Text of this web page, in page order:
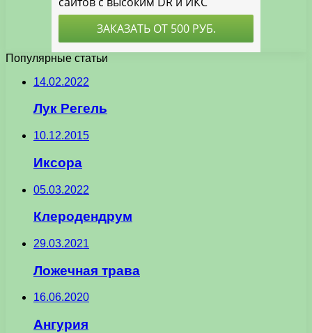
Популярные статьи
14.02.2022
Лук Регель
10.12.2015
Иксора
05.03.2022
Клеродендрум
29.03.2021
Ложечная трава
16.06.2020
Ангурия